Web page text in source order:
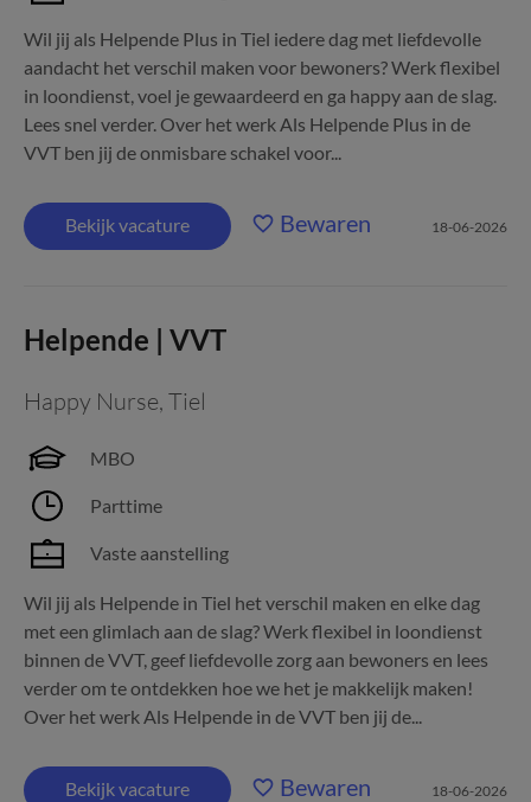
Wil jij als Helpende Plus in Tiel iedere dag met liefdevolle
aandacht het verschil maken voor bewoners? Werk flexibel
in loondienst, voel je gewaardeerd en ga happy aan de slag.
Lees snel verder. Over het werk Als Helpende Plus in de
VVT ben jij de onmisbare schakel voor...
Bekijk vacature Bewaren 18-06-2026
Helpende | VVT
Happy Nurse, Tiel
MBO
Parttime
Vaste aanstelling
Wil jij als Helpende in Tiel het verschil maken en elke dag
met een glimlach aan de slag? Werk flexibel in loondienst
binnen de VVT, geef liefdevolle zorg aan bewoners en lees
verder om te ontdekken hoe we het je makkelijk maken!
Over het werk Als Helpende in de VVT ben jij de...
Bekijk vacature Bewaren 18-06-2026